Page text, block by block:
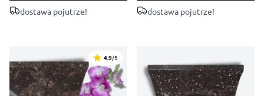
dostawa pojutrze! dostawa pojutrze!
4.9/5